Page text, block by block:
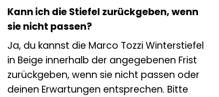
Kann ich die Stiefel zurückgeben, wenn
sie nicht passen?
Ja, du kannst die Marco Tozzi Winterstiefel
in Beige innerhalb der angegebenen Frist
zurückgeben, wenn sie nicht passen oder
deinen Erwartungen entsprechen. Bitte